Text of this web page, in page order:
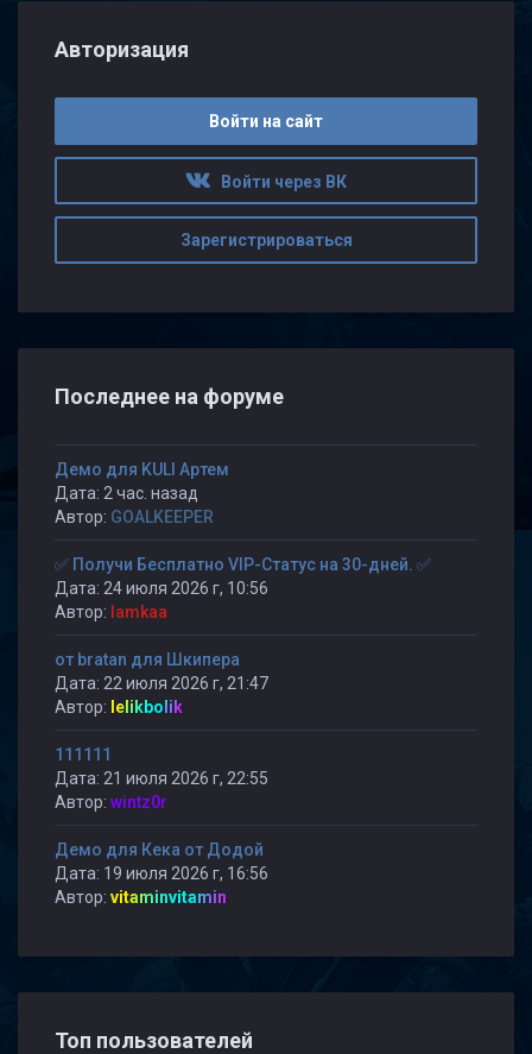
Авторизация
Войти на сайт
Войти через ВК
Зарегистрироваться
Последнее на форуме
Демо для KULI Артем
Дата: 2 час. назад
Автор: GOALKEEPER
✅ Получи Бесплатно VIP-Статус на 30-дней. ✅
Дата: 24 июля 2026 г, 10:56
Автор: lamkaa
от bratan для Шкипера
Дата: 22 июля 2026 г, 21:47
Автор: lelikbolik
111111
Дата: 21 июля 2026 г, 22:55
Автор: wintz0r
Демо для Кека от Додой
Дата: 19 июля 2026 г, 16:56
Автор: vitaminvitamin
Топ пользователей